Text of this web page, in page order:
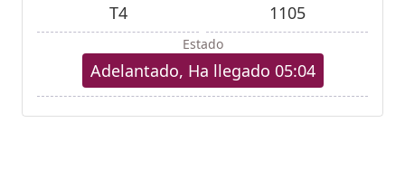
T4 1105
Estado
Adelantado, Ha llegado 05:04